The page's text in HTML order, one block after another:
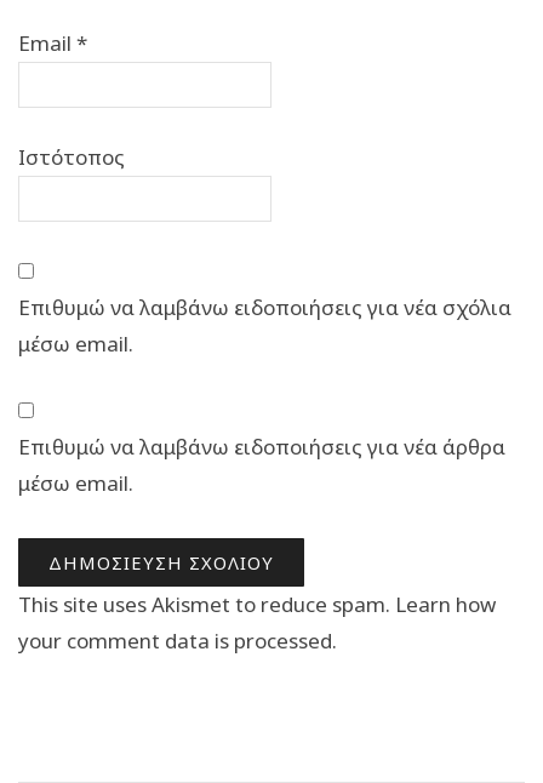
Email *
Ιστότοπος
Επιθυμώ να λαμβάνω ειδοποιήσεις για νέα σχόλια
μέσω email.
Επιθυμώ να λαμβάνω ειδοποιήσεις για νέα άρθρα
μέσω email.
This site uses Akismet to reduce spam. Learn how
your comment data is processed.